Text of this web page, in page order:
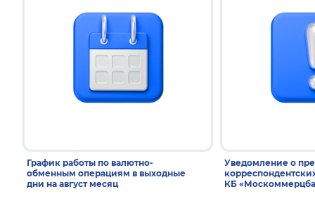
График работы по валютно-
обменным операциям в выходные
дни на август месяц
Уведомление о
КБ